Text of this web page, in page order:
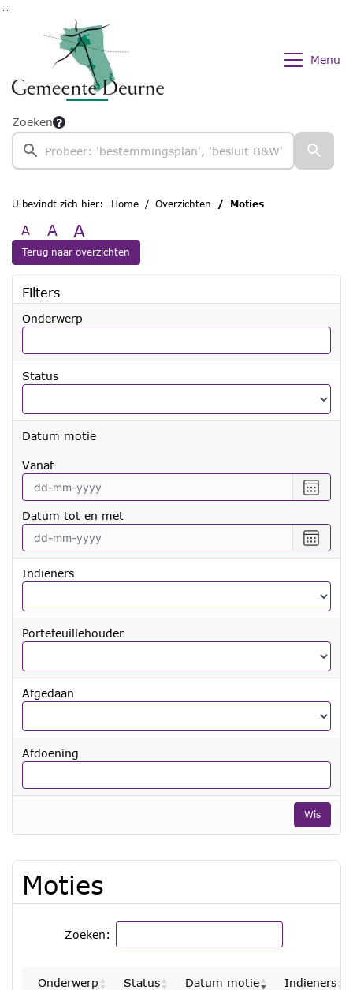
Ga naar de inhoud van deze pagina
Ga naar het zoeken
Ga naar het menu
Menu
Zoeken
U bevindt zich hier: Home Overzichten Moties
A A A
Terug naar overzichten
Filters
Onderwerp
Status
Datum motie
vanaf
een
vanaf
Datum tot en met
een
tot
en
met
Indieners
Portefeuillehouder
Afgedaan
Afdoening
Wis
Moties
Zoeken:
Onderwerp Status Datum motie Indieners